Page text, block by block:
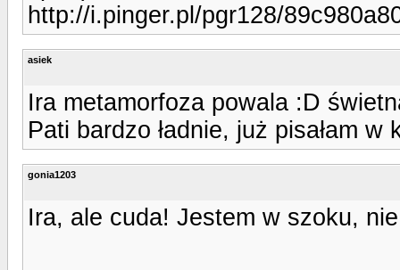
http://i.pinger.pl/pgr128/
asiek
Ira metamorfoza powala :D
Pati bardzo ładnie, już pisałam w
gonia1203
Ira, ale cuda! Jestem w szoku,